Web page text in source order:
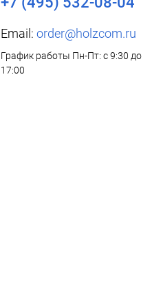
Email: order@holzcom.ru
График работы Пн-Пт: с 9:30 до
17:00